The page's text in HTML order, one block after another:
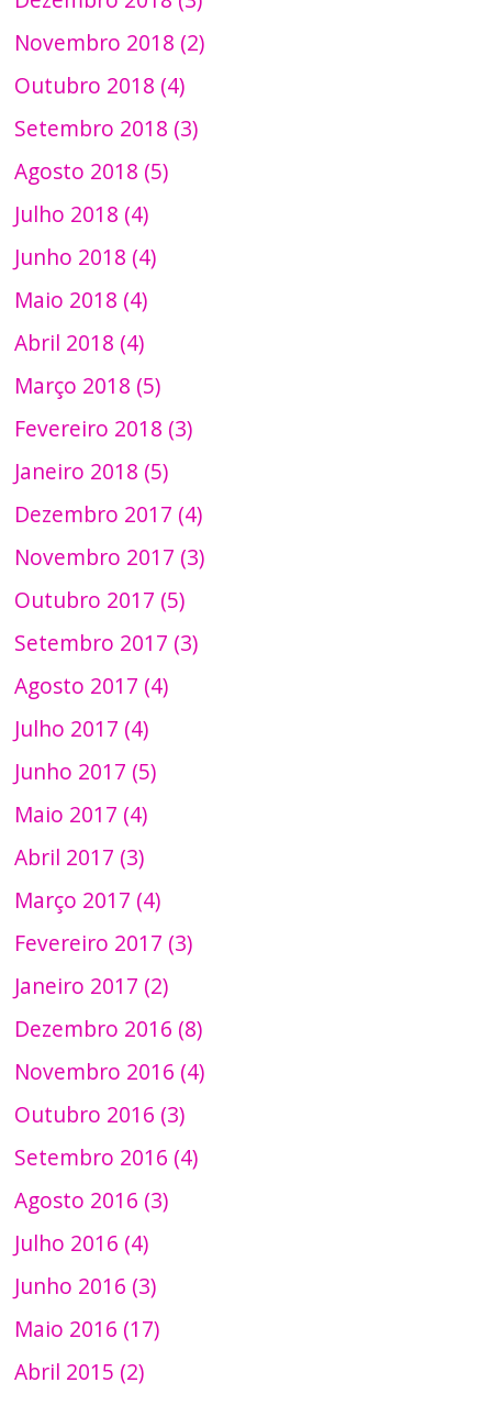
Novembro 2018 (2)
Outubro 2018 (4)
Setembro 2018 (3)
Agosto 2018 (5)
Julho 2018 (4)
Junho 2018 (4)
Maio 2018 (4)
Abril 2018 (4)
Março 2018 (5)
Fevereiro 2018 (3)
Janeiro 2018 (5)
Dezembro 2017 (4)
Novembro 2017 (3)
Outubro 2017 (5)
Setembro 2017 (3)
Agosto 2017 (4)
Julho 2017 (4)
Junho 2017 (5)
Maio 2017 (4)
Abril 2017 (3)
Março 2017 (4)
Fevereiro 2017 (3)
Janeiro 2017 (2)
Dezembro 2016 (8)
Novembro 2016 (4)
Outubro 2016 (3)
Setembro 2016 (4)
Agosto 2016 (3)
Julho 2016 (4)
Junho 2016 (3)
Maio 2016 (17)
Abril 2015 (2)